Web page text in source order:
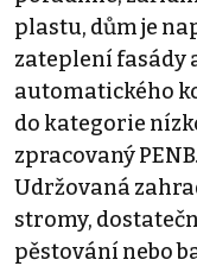
plastu, dům je
zateplení fasády
automatického
do kategorie
zpracovaný PENB.
Udržovaná
stromy,
pěstování nebo